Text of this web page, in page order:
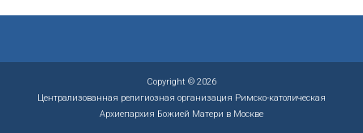
Copyright © 2026
Централизованная религиозная организация Римско-католическая
Архиепархия Божией Матери в Москве